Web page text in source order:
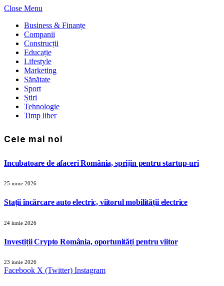
Close Menu
Business & Finanțe
Companii
Construcții
Educație
Lifestyle
Marketing
Sănătate
Sport
Știri
Tehnologie
Timp liber
Cele mai noi
Incubatoare de afaceri România, sprijin pentru startup-uri
25 iunie 2026
Stații încărcare auto electric, viitorul mobilității electrice
24 iunie 2026
Investiții Crypto România, oportunități pentru viitor
23 iunie 2026
Facebook X (Twitter) Instagram